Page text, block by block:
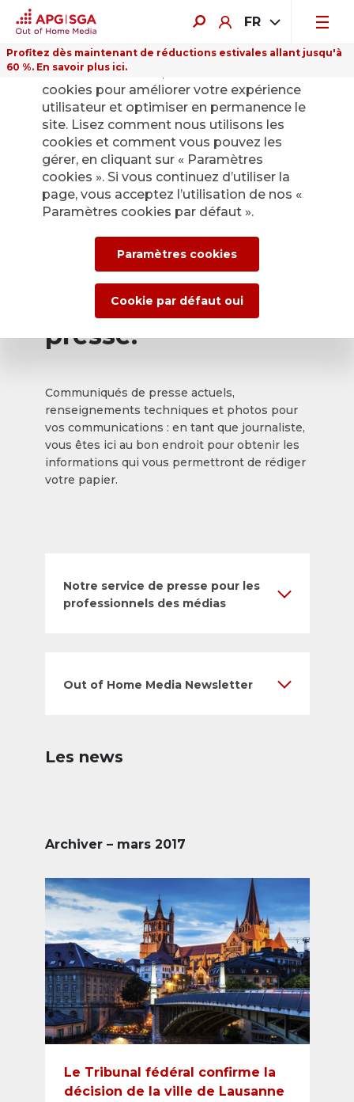
FR
Profitez dès maintenant de réductions estivales allant jusqu'à
60 %. En savoir plus ici.
Retour
Service de presse
d’APG|SGA pour les
actualités et les
communiqués de
presse.
Communiqués de presse actuels,
renseignements techniques et photos pour
vos communications : en tant que journaliste,
vous êtes ici au bon endroit pour obtenir les
informations qui vous permettront de rédiger
votre papier.
Notre service de presse pour les
professionnels des médias
Out of Home Media Newsletter
Les news
Archiver – mars 2017
Le Tribunal fédéral confirme la
décision de la ville de Lausanne
Sur ce site Internet, nous utilisons des
cookies pour améliorer votre expérience
utilisateur et optimiser en permanence le
site. Lisez comment nous utilisons les
cookies et comment vous pouvez les
gérer, en cliquant sur « Paramètres
cookies ». Si vous continuez d’utiliser la
page, vous acceptez l’utilisation de nos «
Paramètres cookies par défaut ».
Paramètres cookies
Cookie par défaut oui